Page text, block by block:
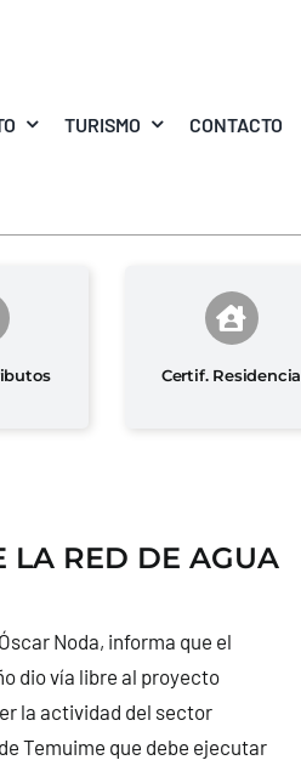
TURISMO CONTACTO
Certif. Residencia
LA RED DE AGUA
Noda, informa que el
dio vía libre al proyecto
la actividad del sector
Temuime que debe ejecutar